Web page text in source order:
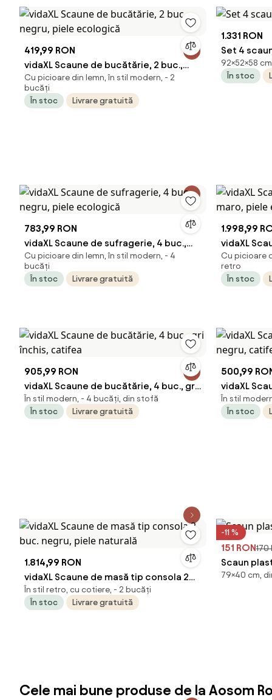
419,99 RON
vidaXL Scaune de bucătărie, 2 buc.,
negru, piele ecologică
Cu picioare din lemn, în stil modern, - 2
bucăți
În stoc
Livrare gratuită
1.331 RON
Set 4
92×52×58
În stoc
783,99 RON
vidaXL Scaune de sufragerie, 4 buc.,
negru, piele ecologică
Cu picioare din lemn, în stil modern, - 4
bucăți
În stoc
Livrare gratuită
1.998,99
vidaXL
maro,
Cu picioare
retro
În stoc
905,99 RON
vidaXL Scaune de bucătărie, 4 buc., gri
închis, catifea
În stil modern, - 4 bucăți, din stofă
În stoc
Livrare gratuită
500,99
vidaXL
negru,
În stil
În stoc
1.814,99 RON
vidaXL Scaune de masă tip consola 2
buc. negru, piele naturală
În stil retro, cu cotiere, - 2 bucăți
În stoc
Livrare gratuită
-11 %
151 RON170
Scaun
79×40 cm,
Cele mai bune produse de la Aosom